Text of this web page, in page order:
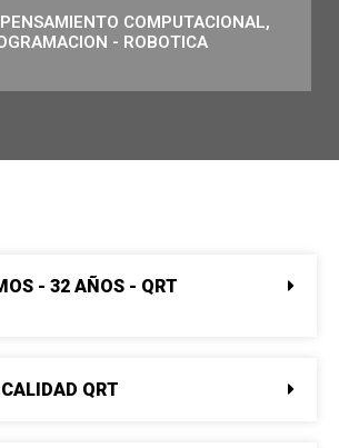
COMPUTACIONAL,
- ROBOTICA
- 32 AÑOS - QRT
QRT